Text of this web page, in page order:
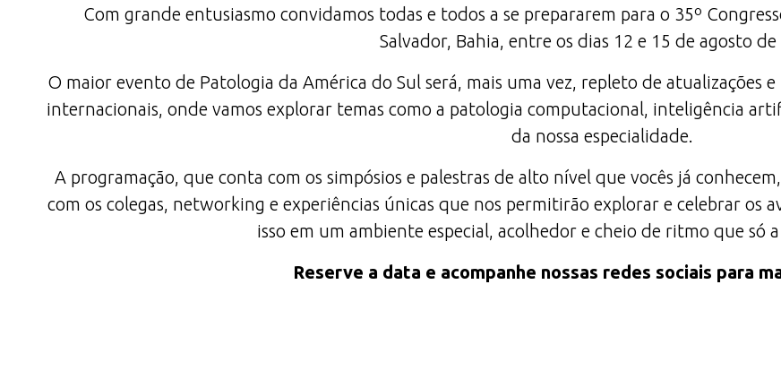
Com grande entusiasmo convidamos todas e todos a se prepararem para o 35º
Salvador, Bahia, entre os dias 12 e 15 de agosto de
O maior evento de Patologia da América do Sul será, mais uma vez, repleto de atualizações
internacionais, onde vamos explorar temas como a patologia computacional, inteligência
da nossa especialidade.
A programação, que conta com os simpósios e palestras de alto nível que vocês já
com os colegas, networking e experiências únicas que nos permitirão explorar e celebrar os
isso em um ambiente especial, acolhedor e cheio de ritmo que só
Reserve a data e acompanhe nossas redes sociais para